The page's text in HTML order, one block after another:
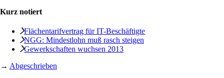
Kurz notiert
Flächentarifvertrag für IT-Beschäftigte
NGG: Mindestlohn muß rasch steigen
Gewerkschaften wuchsen 2013
→ Abgeschrieben